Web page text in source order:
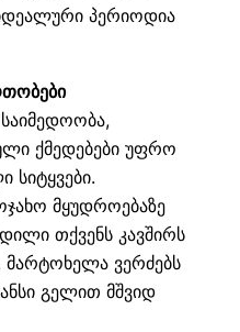
პერიოდია
ქმედებები უფრო
სიტყვები.
მყუდროებაზე
თქვენს კავშირს
მარტოხელა ვერძებს
გელით მშვიდ